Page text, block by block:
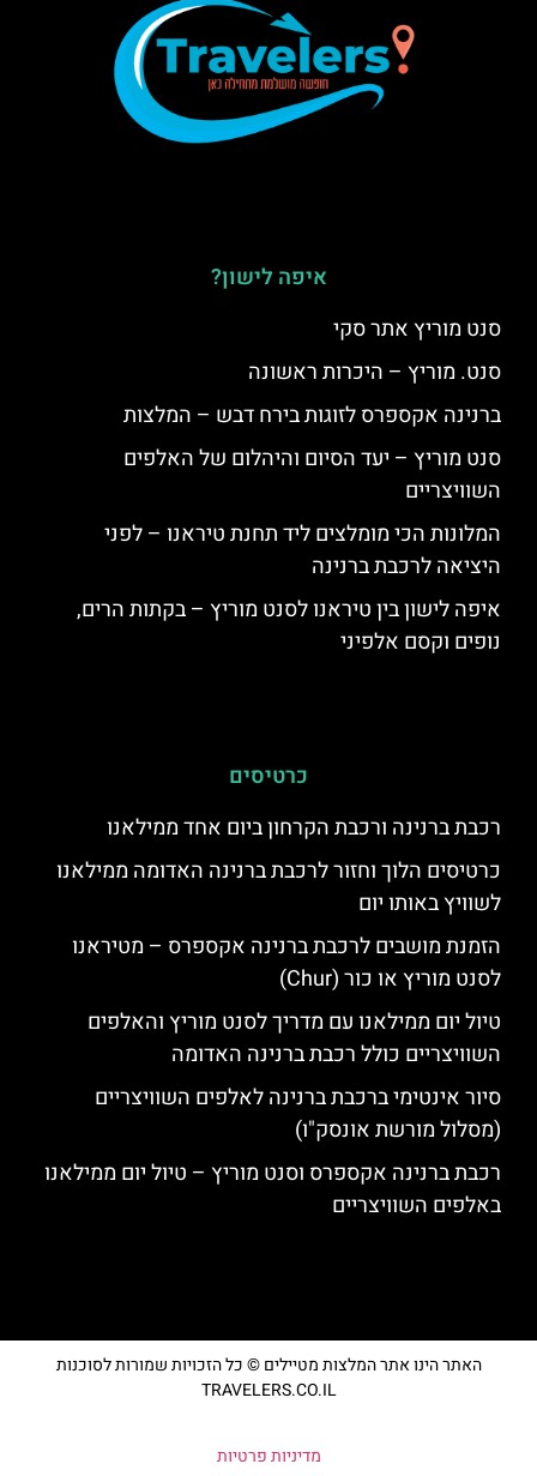
איפה לישון?
סנט מוריץ אתר סקי
סנט. מוריץ – היכרות ראשונה
ברנינה אקספרס לזוגות בירח דבש – המלצות
סנט מוריץ – יעד הסיום והיהלום של האלפים
השוויצריים
המלונות הכי מומלצים ליד תחנת טיראנו – לפני
היציאה לרכבת ברנינה
איפה לישון בין טיראנו לסנט מוריץ – בקתות הרים,
נופים וקסם אלפיני
כרטיסים
רכבת ברנינה ורכבת הקרחון ביום אחד ממילאנו
כרטיסים הלוך וחזור לרכבת ברנינה האדומה ממילאנו
לשוויץ באותו יום
הזמנת מושבים לרכבת ברנינה אקספרס – מטיראנו
לסנט מוריץ או כור (Chur)
טיול יום ממילאנו עם מדריך לסנט מוריץ והאלפים
השוויצריים כולל רכבת ברנינה האדומה
סיור אינטימי ברכבת ברנינה לאלפים השוויצריים
(מסלול מורשת אונסק"ו)
רכבת ברנינה אקספרס וסנט מוריץ – טיול יום ממילאנו
באלפים השוויצריים
האתר הינו אתר המלצות מטיילים © כל הזכויות שמורות לסוכנות
TRAVELERS.CO.IL
מדיניות פרטיות